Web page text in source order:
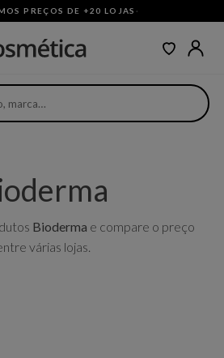
PREÇOS DE +20 LOJAS ·
Bioderma e compare o preço
várias lojas.